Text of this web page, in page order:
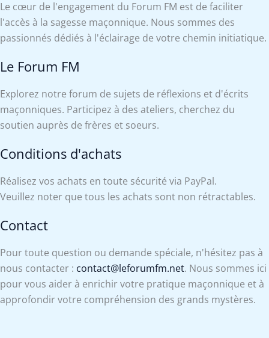
Le cœur de l'engagement du Forum FM est de faciliter
l'accès à la sagesse maçonnique. Nous sommes des
passionnés dédiés à l'éclairage de votre chemin initiatique.
Le Forum FM
Explorez notre forum de sujets de réflexions et d'écrits
maçonniques. Participez à des ateliers, cherchez du
soutien auprès de frères et soeurs.
Conditions d'achats
Réalisez vos achats en toute sécurité via PayPal.
Veuillez noter que tous les achats sont non rétractables.
Contact
Pour toute question ou demande spéciale, n'hésitez pas à
nous contacter : contact@leforumfm.net. Nous sommes ici
pour vous aider à enrichir votre pratique maçonnique et à
approfondir votre compréhension des grands mystères.